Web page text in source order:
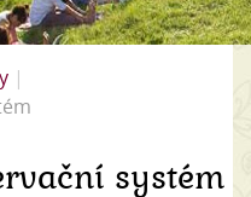
|
systém